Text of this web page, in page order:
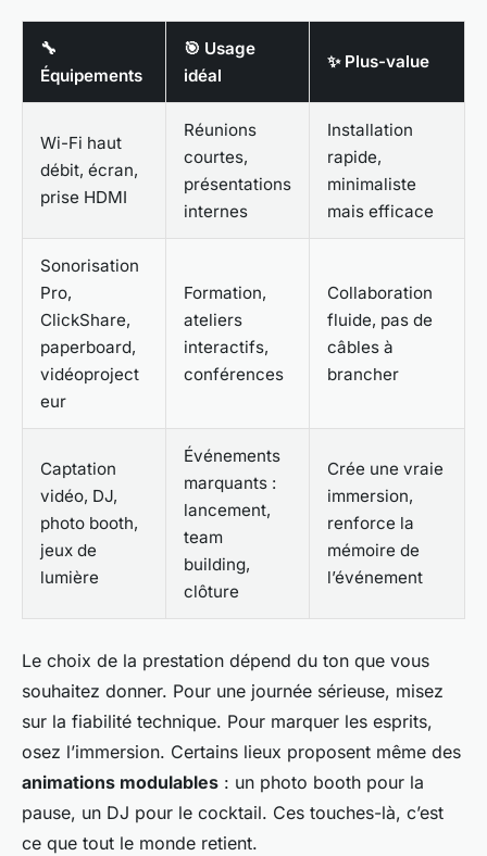
🔧
Équipements
🎯 Usage
idéal
✨ Plus-value
Wi-Fi haut
débit, écran,
prise HDMI
Réunions
courtes,
présentations
internes
Installation
rapide,
minimaliste
mais efficace
Sonorisation
Pro,
ClickShare,
paperboard,
vidéoproject
eur
Formation,
ateliers
interactifs,
conférences
Collaboration
fluide, pas de
câbles à
brancher
Captation
vidéo, DJ,
photo booth,
jeux de
lumière
Événements
marquants :
lancement,
team
building,
clôture
Crée une vraie
immersion,
renforce la
mémoire de
l’événement
Le choix de la prestation dépend du ton que vous
souhaitez donner. Pour une journée sérieuse, misez
sur la fiabilité technique. Pour marquer les esprits,
osez l’immersion. Certains lieux proposent même des
animations modulables : un photo booth pour la
pause, un DJ pour le cocktail. Ces touches-là, c’est
ce que tout le monde retient.